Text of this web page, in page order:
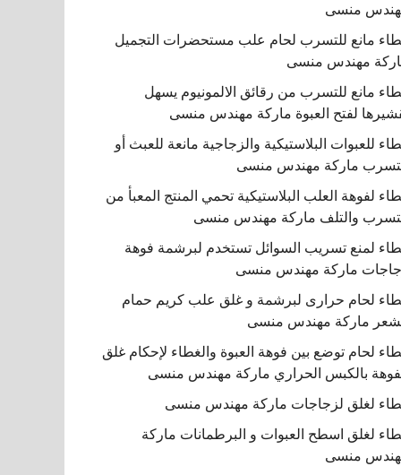
منسى
مانع للتسرب لحام علب مستحضرات التجميل
مهندس منسى
مانع للتسرب من رقائق الالمونيوم يسهل
لفتح العبوة ماركة مهندس منسى
للعبوات البلاستيكية والزجاجية مانعة للعبث أو
ماركة مهندس منسى
لفوهة العلب البلاستيكية تحمي المنتج المعبأ من
والتلف ماركة مهندس منسى
لمنع تسريب السوائل تستخدم لبرشمة فوهة
ماركة مهندس منسى
لحام حرارى لبرشمة و غلق علب كريم حمام
ماركة مهندس منسى
لحام توضع بين فوهة العبوة والغطاء لإحكام غلق
بالكبس الحراري ماركة مهندس منسى
لغلق لزجاجات ماركة مهندس منسى
لغلق اسطح العبوات و البرطمانات ماركة
منسى